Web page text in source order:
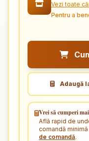
Vezi toate
Pentru a
Adaugă
Vrei să cumperi
Află rapid de
comandă
de comandă.